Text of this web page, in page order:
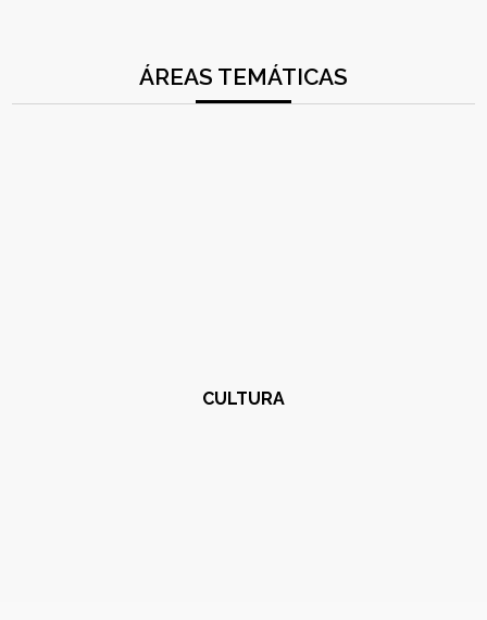
ÁREAS TEMÁTICAS
CULTURA